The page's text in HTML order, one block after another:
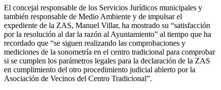
El concejal responsable de los Servicios Jurídicos municipales y
también responsable de Medio Ambiente y de impulsar el
expediente de la ZAS, Manuel Villar, ha mostrado su “satisfacción
por la resolución al dar la razón al Ayuntamiento” al tiempo que ha
recordado que “se siguen realizando las comprobaciones y
mediciones de la sonometría en el centro tradicional para comprobar
si se cumplen los parámetros legales para la declaración de la ZAS
en cumplimiento del otro procedimiento judicial abierto por la
Asociación de Vecinos del Centro Tradicional”.